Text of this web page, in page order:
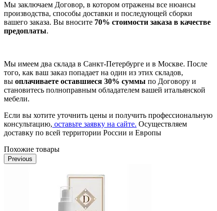
Мы заключаем Договор, в котором отражены все нюансы
производства, способы доставки и последующей сборки
вашего заказа. Вы вносите 70% стоимости заказа в качестве
предоплаты.
Мы имеем два склада в Санкт-Петербурге и в Москве. После
того, как ваш заказ попадает на один из этих складов,
вы оплачиваете оставшиеся 30% суммы по Договору и
становитесь полноправным обладателем вашей итальянской
мебели.
Если вы хотите уточнить цены и получить профессиональную
консультацию, оставьте заявку на сайте. Осуществляем
доставку по всей территории России и Европы
Похожие товары
Previous